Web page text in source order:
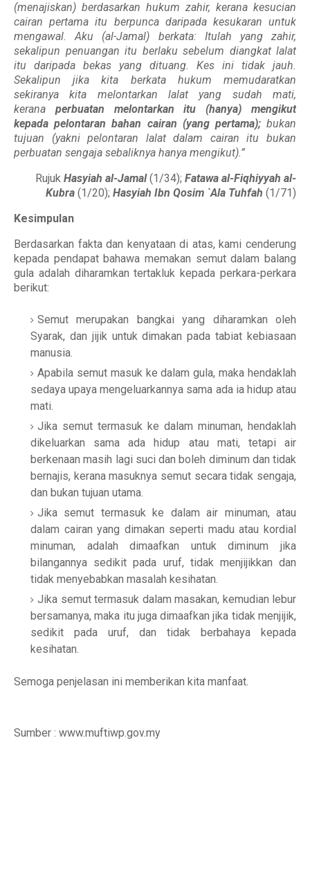
(menajiskan) berdasarkan hukum zahir, kerana kesucian
cairan pertama itu berpunca daripada kesukaran untuk
mengawal. Aku (al-Jamal) berkata: Itulah yang zahir,
sekalipun penuangan itu berlaku sebelum diangkat lalat
itu daripada bekas yang dituang. Kes ini tidak jauh.
Sekalipun jika kita berkata hukum memudaratkan
sekiranya kita melontarkan lalat yang sudah mati,
kerana perbuatan melontarkan itu (hanya) mengikut
kepada pelontaran bahan cairan (yang pertama);bukan
tujuan (yakni pelontaran lalat dalam cairan itu bukan
perbuatan sengaja sebaliknya hanya mengikut).”
Rujuk Hasyiah al-Jamal(1/34); Fatawa al-Fiqhiyyah al-
Kubra (1/20); Hasyiah Ibn Qosim `Ala Tuhfah (1/71)
Kesimpulan
Berdasarkan fakta dan kenyataan di atas, kami cenderung
kepada pendapat bahawa memakan semut dalam balang
gula adalah diharamkan tertakluk kepada perkara-perkara
berikut:
Semut merupakan bangkai yang diharamkan oleh
Syarak, dan jijik untuk dimakan pada tabiat kebiasaan
manusia.
Apabila semut masuk ke dalam gula, maka hendaklah
sedaya upaya mengeluarkannya sama ada ia hidup atau
mati.
Jika semut termasuk ke dalam minuman, hendaklah
dikeluarkan sama ada hidup atau mati, tetapi air
berkenaan masih lagi suci dan boleh diminum dan tidak
bernajis, kerana masuknya semut secara tidak sengaja,
dan bukan tujuan utama.
Jika semut termasuk ke dalam air minuman, atau
dalam cairan yang dimakan seperti madu atau kordial
minuman, adalah dimaafkan untuk diminum jika
bilangannya sedikit pada uruf, tidak menjijikkan dan
tidak menyebabkan masalah kesihatan.
Jika semut termasuk dalam masakan, kemudian lebur
bersamanya, maka itu juga dimaafkan jika tidak menjijik,
sedikit pada uruf, dan tidak berbahaya kepada
kesihatan.
Semoga penjelasan ini memberikan kita manfaat.
Sumber : www.muftiwp.gov.my